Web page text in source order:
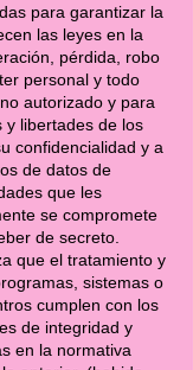
para garantizar la
las leyes en la
pérdida, robo
personal y todo
autorizado y para
y libertades de los
confidencialidad y a
de datos de
que les
se compromete
de secreto.
que el tratamiento y
sistemas o
cumplen con los
de integridad y
en la normativa